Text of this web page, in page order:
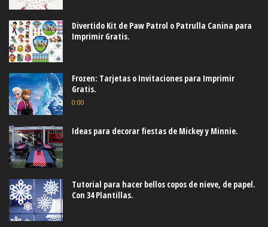
Divertido Kit de Paw Patrol o Patrulla Canina para
Imprimir Gratis.
Frozen: Tarjetas o Invitaciones para Imprimir
Gratis.
0:00
Ideas para decorar fiestas de Mickey y Minnie.
Tutorial para hacer bellos copos de nieve, de papel.
Con 34 Plantillas.